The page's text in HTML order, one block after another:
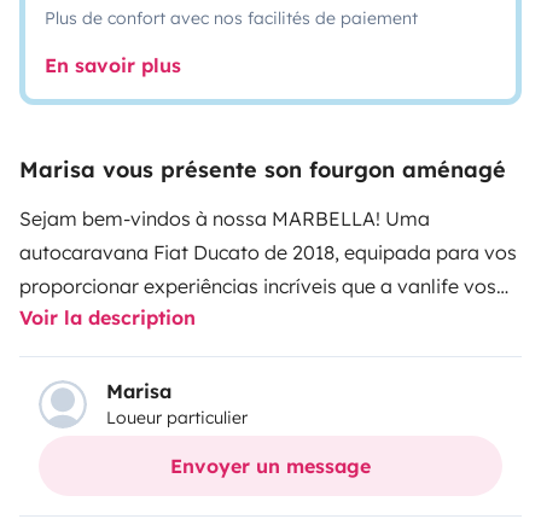
Plus de confort avec nos facilités de paiement
En savoir plus
Marisa vous présente son fourgon aménagé
Sejam bem-vindos à nossa MARBELLA! Uma
autocaravana Fiat Ducato de 2018, equipada para vos
proporcionar experiências incríveis que a vanlife vos
pode dar, mas com todo o conforto e comodidade que
necessitam para usufruírem de umas férias
descansadas.Para tornar as vossas viagens simples e
inesquecíveis na MARBELLA podem contar com:
camas de casal (uma é removível);
Voir la description
Marisa
Loueur particulier
Envoyer un message